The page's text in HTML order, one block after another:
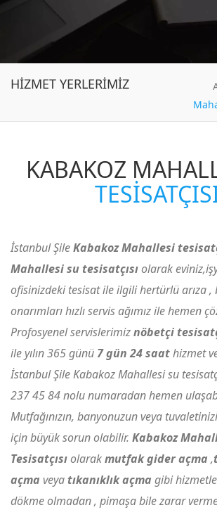
HIZMET YERLERIMIZ
KABAKOZ
İstanbul ŞileKabakoz Mahallesi
Mahallesi su tesisatçısıolarak
ofisinizdeki tesisat ile ilgili hertürlü arıza ,
onarımları hızlı servis ağımız ile hemen
Profosyenel servislerimiznöbetçi
ile yılın 365 günü 7 gün 24 saathizmet
İstanbul Şile Kabakoz Mahallesi su
237 45 84nolu numaradan hemen
Mutfağınızın, banyonuzun veya
için büyük sorun olabilir. Kabakoz
Tesisatçısıolarakmutfak gider açma ,
açma veyatıkanıklık açma gibi
dökme olmadan , pimaşa bile zarar